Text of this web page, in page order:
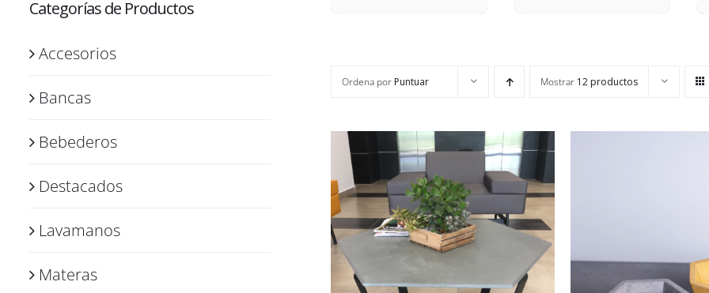
Ordena por Puntuar Mostrar 12 productos
Valorado
AÑADIR AL CARRITO
VIEW
SELECCIONAR
QUICK VIEW
Categorías de Productos
Accesorios
Bancas
Bebederos
Destacados
Lavamanos
Materas